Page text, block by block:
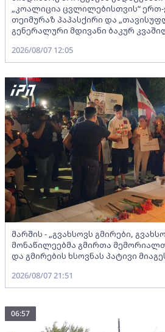
„კოალიცია ცვლილებისთვის“
თეიმურაზ პაპასქირი და
გენერალური მდივანი ბაკურ
2026/08/07 12:05
მარშის - „გვახსოვს გმირები,
მონაწილეებმა გმირთა
და გმირების ხსოვნას პატივი
2026/08/07 21:51
06:57